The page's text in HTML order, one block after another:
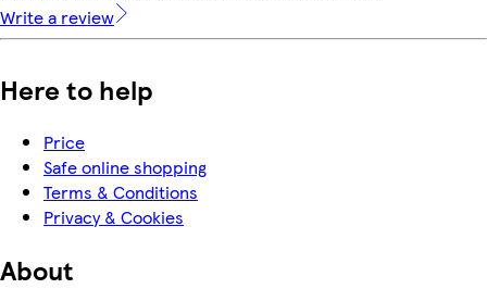
Write a review
Here to help
Price
Safe online shopping
Terms & Conditions
Privacy & Cookies
About